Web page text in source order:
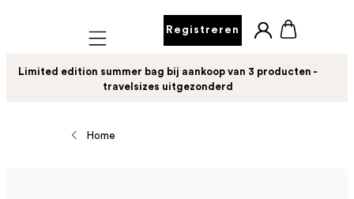
Mobile navigation
Registreren
Limited edition summer bag bij aankoop van 3 producten -
travelsizes uitgezonderd
Home